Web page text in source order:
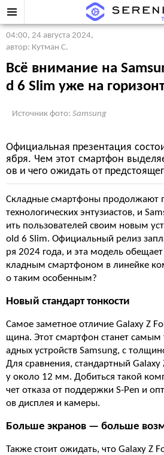
04:00, 24 августа 2024,
автор: Кутман С.
Всё внимание на
d 6 Slim уже на
Источник фото: Samsung
Официальная презентация
ября. Чем этот смартфон
ов и чего ожидать от
Складные смартфоны продолжают
технологических энтузиастов, и
ить пользователей своим новым
old 6 Slim. Официальный релиз
ря 2024 года, и эта модель
кладным смартфоном в линейке
о таким особенным?
Новый стандарт тонкости
Самое заметное отличие Galaxy Z
щина. Этот смартфон станет самым
адных устройств Samsung, с
Для сравнения, стандартный
у около 12 мм. Добиться такой
чет отказа от поддержки S-Pen и
ов дисплея и камеры​.
Больше экранов — больше
Также стоит ожидать, что Galaxy Z